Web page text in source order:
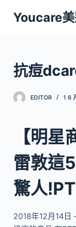
跳
至
內
容
Youcare
抗痘
EDITOR 1 6
【明
雷敦這
驚人
2018年12月14日